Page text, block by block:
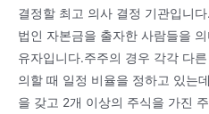
결정할 최고 의사 결정 기관입니
법인 자본금을 출자한 사람들을
유자입니다.주주의 경우 각각 다
의할 때 일정 비율을 정하고 있는
을 갖고 2개 이상의 주식을 가진